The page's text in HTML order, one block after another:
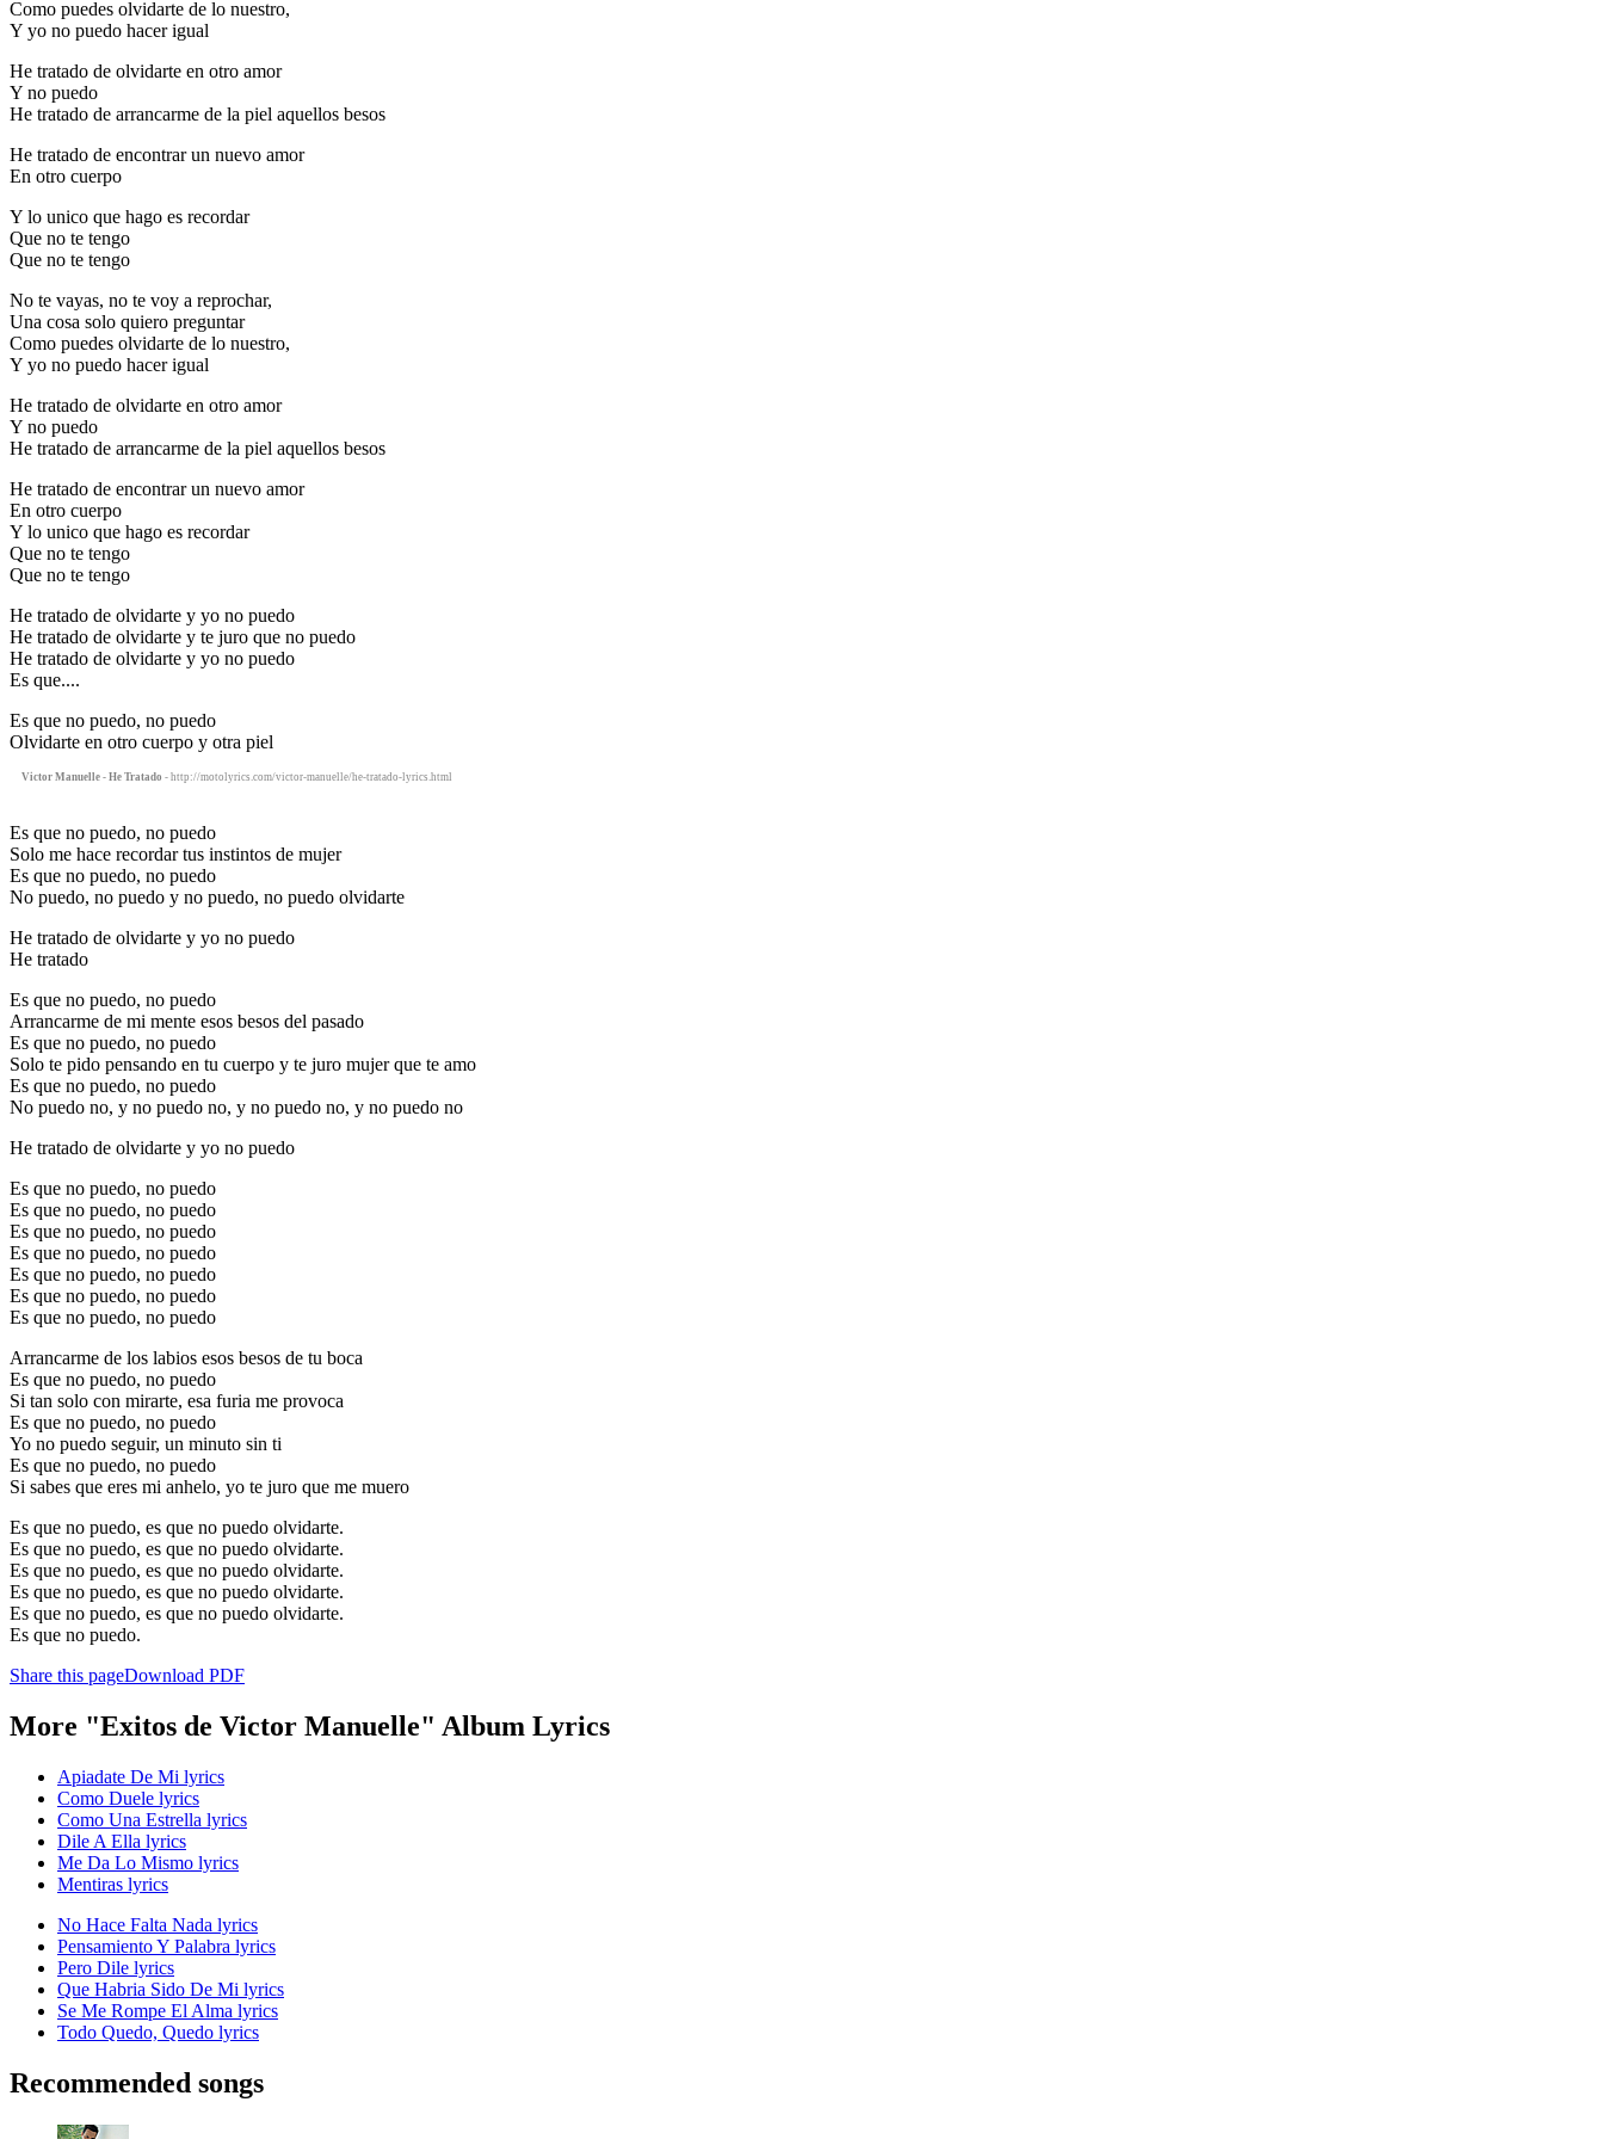
Como puedes olvidarte de lo nuestro,
Y yo no puedo hacer igual
He tratado de olvidarte en otro amor
Y no puedo
He tratado de arrancarme de la piel aquellos besos
He tratado de encontrar un nuevo amor
En otro cuerpo
Y lo unico que hago es recordar
Que no te tengo
Que no te tengo
No te vayas, no te voy a reprochar,
Una cosa solo quiero preguntar
Como puedes olvidarte de lo nuestro,
Y yo no puedo hacer igual
He tratado de olvidarte en otro amor
Y no puedo
He tratado de arrancarme de la piel aquellos besos
He tratado de encontrar un nuevo amor
En otro cuerpo
Y lo unico que hago es recordar
Que no te tengo
Que no te tengo
He tratado de olvidarte y yo no puedo
He tratado de olvidarte y te juro que no puedo
He tratado de olvidarte y yo no puedo
Es que....
Es que no puedo, no puedo
Olvidarte en otro cuerpo y otra piel
Victor Manuelle - He Tratado - http://motolyrics.com/victor-manuelle/he-tratado-lyrics.html
Es que no puedo, no puedo
Solo me hace recordar tus instintos de mujer
Es que no puedo, no puedo
No puedo, no puedo y no puedo, no puedo olvidarte
He tratado de olvidarte y yo no puedo
He tratado
Es que no puedo, no puedo
Arrancarme de mi mente esos besos del pasado
Es que no puedo, no puedo
Solo te pido pensando en tu cuerpo y te juro mujer que te amo
Es que no puedo, no puedo
No puedo no, y no puedo no, y no puedo no, y no puedo no
He tratado de olvidarte y yo no puedo
Es que no puedo, no puedo
Es que no puedo, no puedo
Es que no puedo, no puedo
Es que no puedo, no puedo
Es que no puedo, no puedo
Es que no puedo, no puedo
Es que no puedo, no puedo
Arrancarme de los labios esos besos de tu boca
Es que no puedo, no puedo
Si tan solo con mirarte, esa furia me provoca
Es que no puedo, no puedo
Yo no puedo seguir, un minuto sin ti
Es que no puedo, no puedo
Si sabes que eres mi anhelo, yo te juro que me muero
Es que no puedo, es que no puedo olvidarte.
Es que no puedo, es que no puedo olvidarte.
Es que no puedo, es que no puedo olvidarte.
Es que no puedo, es que no puedo olvidarte.
Es que no puedo, es que no puedo olvidarte.
Es que no puedo.
Share this pageDownload PDF
More "Exitos de Victor Manuelle" Album Lyrics
Apiadate De Mi lyrics
Como Duele lyrics
Como Una Estrella lyrics
Dile A Ella lyrics
Me Da Lo Mismo lyrics
Mentiras lyrics
No Hace Falta Nada lyrics
Pensamiento Y Palabra lyrics
Pero Dile lyrics
Que Habria Sido De Mi lyrics
Se Me Rompe El Alma lyrics
Todo Quedo, Quedo lyrics
Recommended songs